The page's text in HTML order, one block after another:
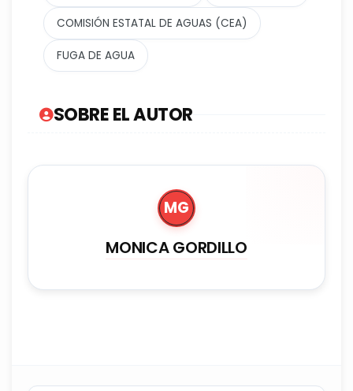
COMISIÓN ESTATAL DE AGUAS (CEA)
FUGA DE AGUA
SOBRE EL AUTOR
MG
MONICA GORDILLO